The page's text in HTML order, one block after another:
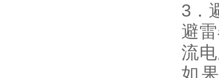
3．
避
流
如